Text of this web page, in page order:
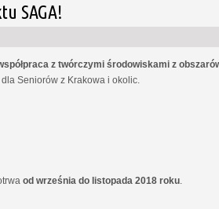
SAGA!
z twórczymi środowiskami z
Seniorów z Krakowa i okolic.
od września do listopada 2018 roku